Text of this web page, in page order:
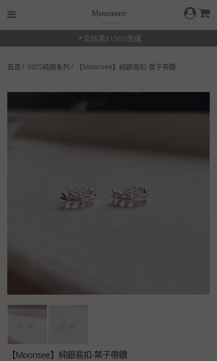
📌全站滿$1500免運
首頁 S925純銀系列 【Moonsee】純銀易扣-葉子帶鑽
【Moonsee】純銀易扣-葉子帶鑽